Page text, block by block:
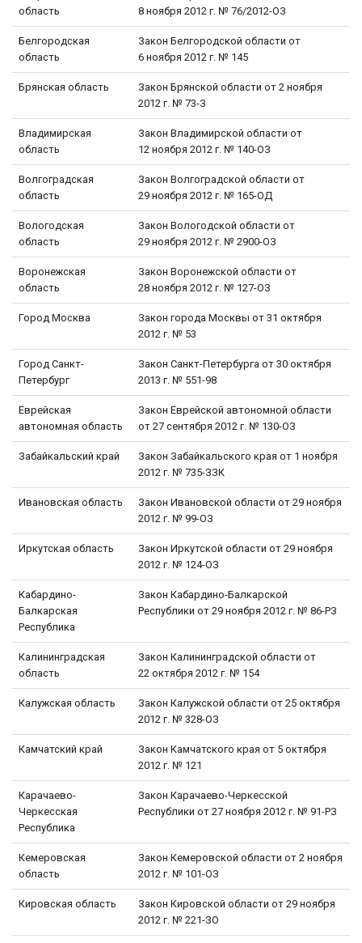
область
8 ноября 2012 г. № 76/2012-ОЗ
Белгородская
область
Закон Белгородской области от
6 ноября 2012 г. № 145
Брянская область
Закон Брянской области от 2 ноября
2012 г. № 73-З
Владимирская
область
Закон Владимирской области от
12 ноября 2012 г. № 140-ОЗ
Волгоградская
область
Закон Волгоградской области от
29 ноября 2012 г. № 165-ОД
Вологодская
область
Закон Вологодской области от
29 ноября 2012 г. № 2900-ОЗ
Воронежская
область
Закон Воронежской области от
28 ноября 2012 г. № 127-ОЗ
Город Москва
Закон города Москвы от 31 октября
2012 г. № 53
Город Санкт-
Петербург
Закон Санкт-Петербурга от 30 октября
2013 г. № 551-98
Еврейская
автономная область
Закон Еврейской автономной области
от 27 сентября 2012 г. № 130-ОЗ
Забайкальский край
Закон Забайкальского края от 1 ноября
2012 г. № 735-ЗЗК
Ивановская область
Закон Ивановской области от 29 ноября
2012 г. № 99-ОЗ
Иркутская область
Закон Иркутской области от 29 ноября
2012 г. № 124-ОЗ
Кабардино-
Балкарская
Республика
Закон Кабардино-Балкарской
Республики от 29 ноября 2012 г. № 86-РЗ
Калининградская
область
Закон Калининградской области от
22 октября 2012 г. № 154
Калужская область
Закон Калужской области от 25 октября
2012 г. № 328-ОЗ
Камчатский край
Закон Камчатского края от 5 октября
2012 г. № 121
Карачаево-
Черкесская
Республика
Закон Карачаево-Черкесской
Республики от 27 ноября 2012 г. № 91-РЗ
Кемеровская
область
Закон Кемеровской области от 2 ноября
2012 г. № 101-ОЗ
Кировская область
Закон Кировской области от 29 ноября
2012 г. № 221-ЗО